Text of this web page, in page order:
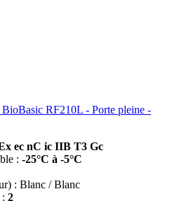
RF210L - Porte pleine -
ec nC ic IIB T3 Gc
: -25°C à -5°C
: Blanc / Blanc
2